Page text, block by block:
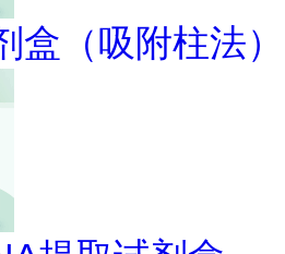
盒（吸附柱法）